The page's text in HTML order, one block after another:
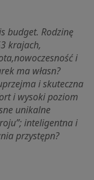
budget. Rodzinę
krajach,
i
ma własn?
i skuteczna
i wysoki poziom
unikalne
inteligentna i
przystępn?